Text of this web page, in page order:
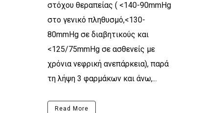
στόχου θεραπείας ( <140-90mmHg
στο γενικό πληθυσμό,<130-
80mmHg σε διαβητικούς και
<125/75mmHg σε ασθενείς με
χρόνια νεφρική ανεπάρκεια), παρά
τη λήψη 3 φαρμάκων και άνω,...
Read More